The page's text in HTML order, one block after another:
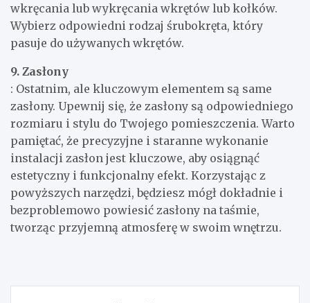
wkręcania lub wykręcania wkrętów lub kołków.
Wybierz odpowiedni rodzaj śrubokręta, który
pasuje do używanych wkrętów.
9. Zasłony
: Ostatnim, ale kluczowym elementem są same
zasłony. Upewnij się, że zasłony są odpowiedniego
rozmiaru i stylu do Twojego pomieszczenia. Warto
pamiętać, że precyzyjne i staranne wykonanie
instalacji zasłon jest kluczowe, aby osiągnąć
estetyczny i funkcjonalny efekt. Korzystając z
powyższych narzędzi, będziesz mógł dokładnie i
bezproblemowo powiesić zasłony na taśmie,
tworząc przyjemną atmosferę w swoim wnętrzu.